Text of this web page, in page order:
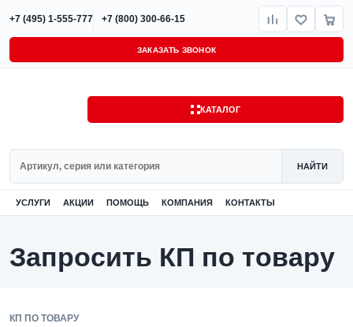
+7 (495) 1-555-777 +7 (800) 300-66-15
ЗАКАЗАТЬ ЗВОНОК
КАТАЛОГ
НАЙТИ
УСЛУГИ АКЦИИ ПОМОЩЬ КОМПАНИЯ КОНТАКТЫ
Запросить КП по товару
КП ПО ТОВАРУ